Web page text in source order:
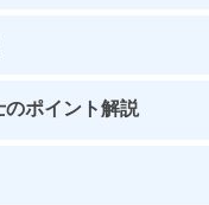
のポイント解説